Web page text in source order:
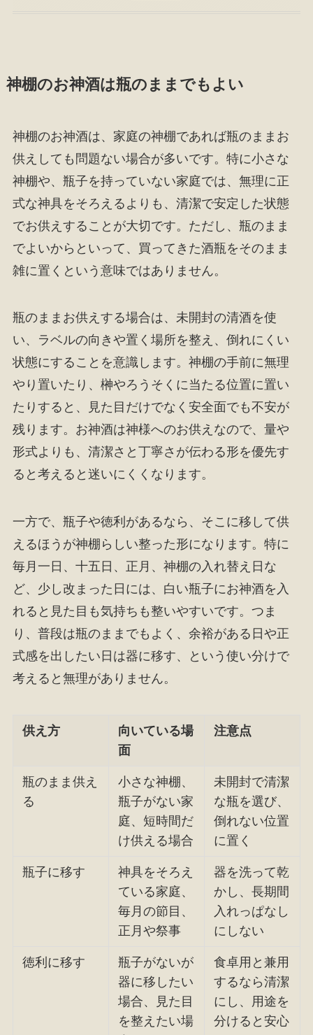
神棚のお神酒は瓶のままでもよい
神棚のお神酒は、家庭の神棚であれば瓶のままお
供えしても問題ない場合が多いです。特に小さな
神棚や、瓶子を持っていない家庭では、無理に正
式な神具をそろえるよりも、清潔で安定した状態
でお供えすることが大切です。ただし、瓶のまま
でよいからといって、買ってきた酒瓶をそのまま
雑に置くという意味ではありません。
瓶のままお供えする場合は、未開封の清酒を使
い、ラベルの向きや置く場所を整え、倒れにくい
状態にすることを意識します。神棚の手前に無理
やり置いたり、榊やろうそくに当たる位置に置い
たりすると、見た目だけでなく安全面でも不安が
残ります。お神酒は神様へのお供えなので、量や
形式よりも、清潔さと丁寧さが伝わる形を優先す
ると考えると迷いにくくなります。
一方で、瓶子や徳利があるなら、そこに移して供
えるほうが神棚らしい整った形になります。特に
毎月一日、十五日、正月、神棚の入れ替え日な
ど、少し改まった日には、白い瓶子にお神酒を入
れると見た目も気持ちも整いやすいです。つま
り、普段は瓶のままでもよく、余裕がある日や正
式感を出したい日は器に移す、という使い分けで
考えると無理がありません。
供え方
向いている場
面
注意点
瓶のまま供え
る
小さな神棚、
瓶子がない家
庭、短時間だ
け供える場合
未開封で清潔
な瓶を選び、
倒れない位置
に置く
瓶子に移す
神具をそろえ
ている家庭、
毎月の節目、
正月や祭事
器を洗って乾
かし、長期間
入れっぱなし
にしない
徳利に移す
瓶子がないが
器に移したい
場合、見た目
を整えたい場
食卓用と兼用
するなら清潔
にし、用途を
分けると安心